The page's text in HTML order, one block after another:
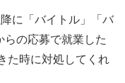
に「バイトル」「バ
の応募で就業した
た時に対処してくれ